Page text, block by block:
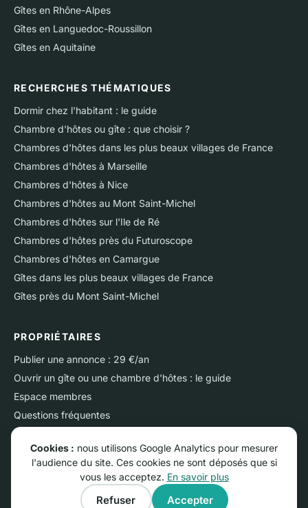
Gîtes en Rhône-Alpes
Gîtes en Languedoc-Roussillon
Gîtes en Aquitaine
RECHERCHES THÉMATIQUES
Dormir chez l'habitant : le guide
Chambre d'hôtes ou gîte : que choisir ?
Chambres d'hôtes dans les plus beaux villages de France
Chambres d'hôtes à Marseille
Chambres d'hôtes à Nice
Chambres d'hôtes au Mont Saint-Michel
Chambres d'hôtes sur l'Ile de Ré
Chambres d'hôtes près du Futuroscope
Chambres d'hôtes en Camargue
Gîtes dans les plus beaux villages de France
Gîtes près du Mont Saint-Michel
PROPRIÉTAIRES
Publier une annonce : 29 €/an
Ouvrir un gîte ou une chambre d'hôtes : le guide
Espace membres
Questions fréquentes
Nous contacter
© RGNS Online - Tous droits réservés.
Cookies : nous utilisons Google Analytics pour mesurer
l'audience du site. Ces cookies ne sont déposés que si
vous les acceptez. En savoir plus
Refuser Accepter